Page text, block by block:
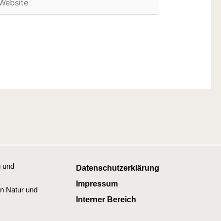
und
Natur und
Datenschutzerklärung
Impressum
Interner Bereich